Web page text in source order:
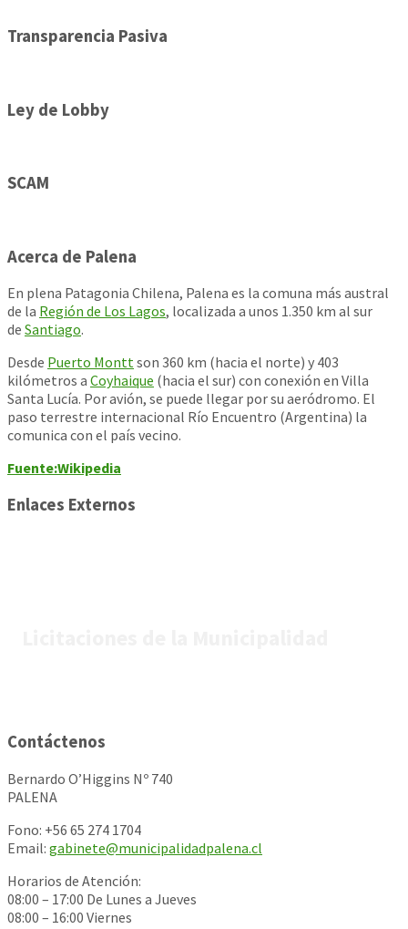
Transparencia Pasiva
Ley de Lobby
SCAM
Acerca de Palena
En plena Patagonia Chilena, Palena es la comuna más austral
de la Región de Los Lagos, localizada a unos 1.350 km al sur
de Santiago.
Desde Puerto Monttson 360 km (hacia el norte) y 403
kilómetros a Coyhaique (hacia el sur) con conexión en Villa
Santa Lucía. Por avión, se puede llegar por su aeródromo. El
paso terrestre internacional Río Encuentro (Argentina) la
comunica con el país vecino.
Fuente:Wikipedia
Enlaces Externos
Contáctenos
Bernardo O’Higgins Nº 740
PALENA
Fono: +56 65 274 1704
Email: gabinete@municipalidadpalena.cl
Horarios de Atención:
08:00 – 17:00 De Lunes a Jueves
08:00 – 16:00 Viernes